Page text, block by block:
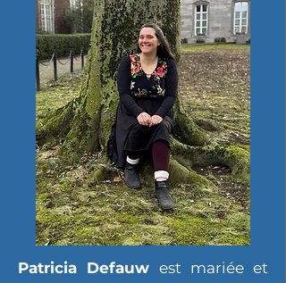
Patricia Defauw est mariée et